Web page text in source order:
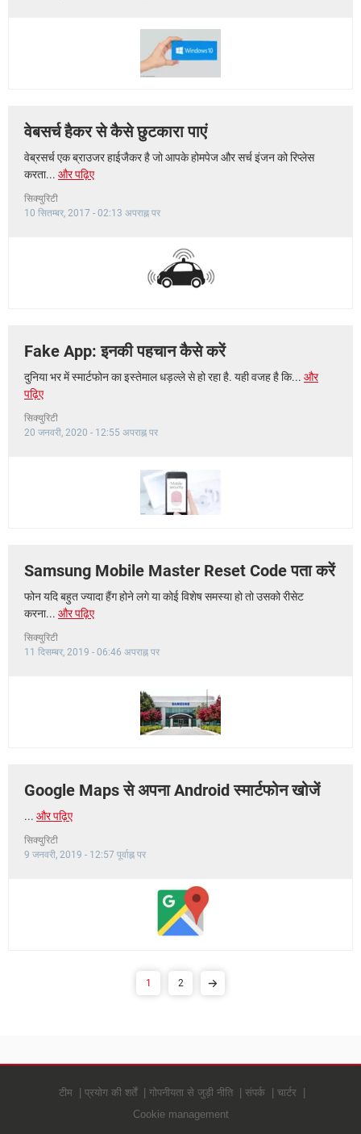
वेबसर्च हैकर से कैसे छुटकारा पाएं
वेब्रसर्च एक ब्राउजर हाईजैकर है जो आपके होमपेज और सर्च इंजन को रिप्लेस
करता... और पढ़िए
सिक्युरिटी
10 सितम्बर, 2017 - 02:13 अपराह्न पर
Fake App: इनकी पहचान कैसे करें
दुनिया भर में स्मार्टफोन का इस्तेमाल धड़ल्ले से हो रहा है. यही वजह है कि... और
पढ़िए
सिक्युरिटी
20 जनवरी, 2020 - 12:55 अपराह्न पर
Samsung Mobile Master Reset Code पता करें
फोन यदि बहुत ज्यादा हैंग होने लगे या कोई विशेष समस्या हो तो उसको रीसेट
करना... और पढ़िए
सिक्युरिटी
11 दिसम्बर, 2019 - 06:46 अपराह्न पर
Google Maps से अपना Android स्मार्टफोन खोजें
... और पढ़िए
सिक्युरिटी
9 जनवरी, 2019 - 12:57 पूर्वाह्न पर
1 2
टीम प्रयोग की शर्तें गोपनीयता से जुड़ी नीति संपर्क
चार्टर
Cookie management